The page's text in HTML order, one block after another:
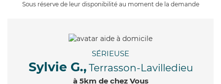
Sous réserve de leur disponibilité au moment de la demande
SÉRIEUSE
Sylvie G., Terrasson-Lavilledieu
à 5km de chez Vous